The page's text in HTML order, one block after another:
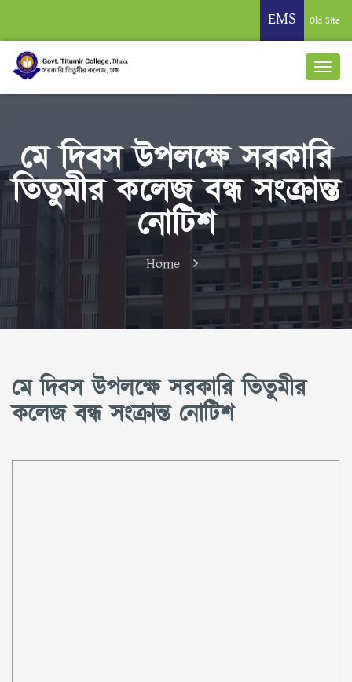
EMS Old Site
মে দিবস উপলক্ষে সরকারি
তিতুমীর কলেজ বন্ধ সংক্রান্ত
নোটিশ
Home
মে দিবস উপলক্ষে সরকারি তিতুমীর
কলেজ বন্ধ সংক্রান্ত নোটিশ